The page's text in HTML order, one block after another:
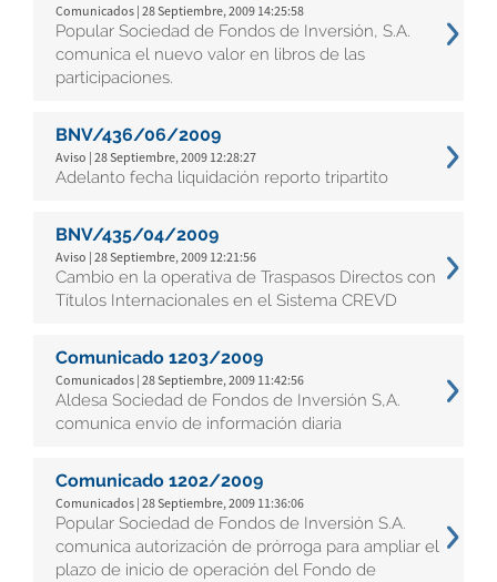
Comunicados | 28 Septiembre, 2009 14:25:58
Popular Sociedad de Fondos de Inversión, S.A.
comunica el nuevo valor en libros de las
participaciones.
BNV/436/06/2009
Aviso | 28 Septiembre, 2009 12:28:27
Adelanto fecha liquidación reporto tripartito
BNV/435/04/2009
Aviso | 28 Septiembre, 2009 12:21:56
Cambio en la operativa de Traspasos Directos con
Títulos Internacionales en el Sistema CREVD
Comunicado 1203/2009
Comunicados | 28 Septiembre, 2009 11:42:56
Aldesa Sociedad de Fondos de Inversión S,A.
comunica envío de información diaria
Comunicado 1202/2009
Comunicados | 28 Septiembre, 2009 11:36:06
Popular Sociedad de Fondos de Inversión S.A.
comunica autorización de prórroga para ampliar el
plazo de inicio de operación del Fondo de